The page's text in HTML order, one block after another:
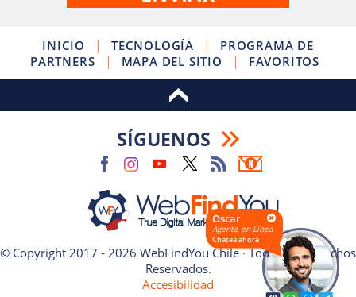
INICIO | TECNOLOGÍA |
PROGRAMA DE
PARTNERS
| MAPA DEL SITIO | FAVORITOS
SÍGUENOS
© Copyright 2017 - 2026 WebFindYou Chile · Todos los Derechos
Reservados.
Accesibilidad
Oscar
Agente en Línea
Chatea ahora